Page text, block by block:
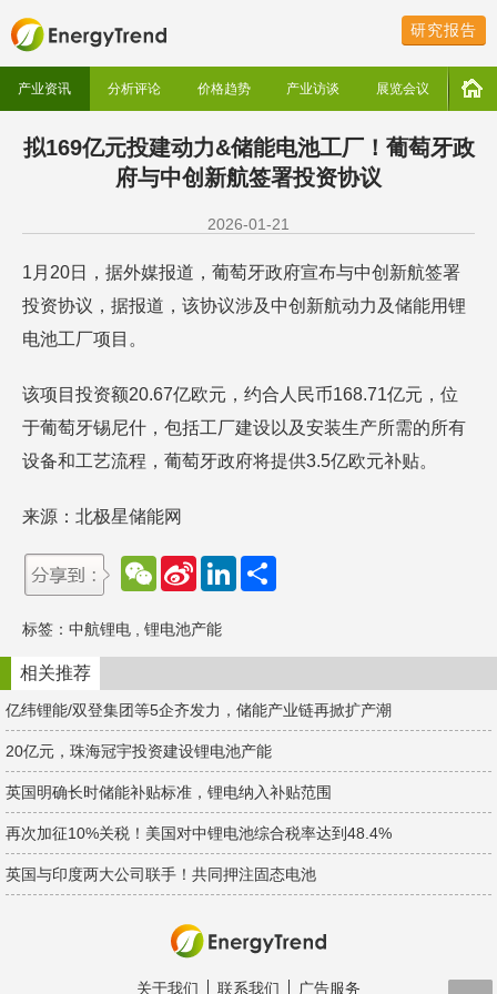
研究报告
产业资讯 分析评论 价格趋势 产业访谈 展览会议
拟169亿元投建动力&储能电池工厂！葡萄牙政
府与中创新航签署投资协议
2026-01-21
1月20日，据外媒报道，葡萄牙政府宣布与中创新航签署
投资协议，据报道，该协议涉及中创新航动力及储能用锂
电池工厂项目。
该项目投资额20.67亿欧元，约合人民币168.71亿元，位
于葡萄牙锡尼什，包括工厂建设以及安装生产所需的所有
设备和工艺流程，葡萄牙政府将提供3.5亿欧元补贴。
来源：北极星储能网
W
e
a
t
S
a
W
e
b
o
L
d
n
标签： 中航锂电 锂电池产能
相关推荐
亿纬锂能/双登集团等5企齐发力，储能产业链再掀扩产潮
20亿元，珠海冠宇投资建设锂电池产能
英国明确长时储能补贴标准，锂电纳入补贴范围
再次加征10%关税！美国对中锂电池综合税率达到48.4%
英国与印度两大公司联手！共同押注固态电池
关于我们 联系我们 广告服务